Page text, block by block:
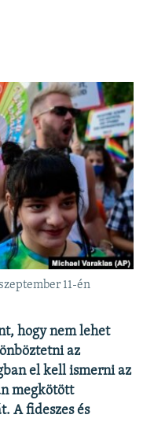
11-én
hogy nem lehet
az
el kell ismerni az
megkötött
A fideszes és